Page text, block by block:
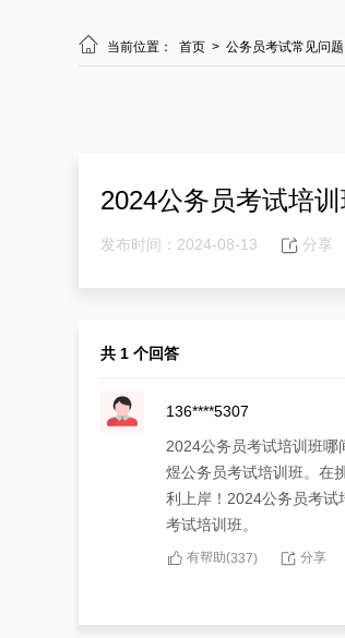
 当前位置： 首页 > 公务员考试常见问题
2024公务员考试培
发布时间：2024-08-13 分享
共 1 个回答
136****5307
2024公务员考试培训班
煜公务员考试培训班。在
利上岸！2024公务员考试
考试培训班。
有帮助(337) 分享